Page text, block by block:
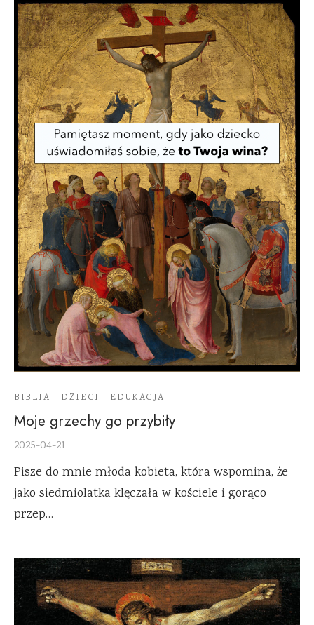
BIBLIA DZIECI EDUKACJA
Moje grzechy go przybiły
2025-04-21
Pisze do mnie młoda kobieta, która wspomina, że
jako siedmiolatka klęczała w kościele i gorąco
przep…